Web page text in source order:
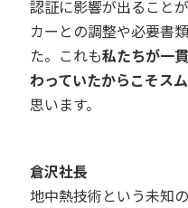
認証に影響が出ること
カーとの調整や必要書
た。これも私たちが一
わっていたからこそス
思います。
倉沢社長
地中熱技術という未知